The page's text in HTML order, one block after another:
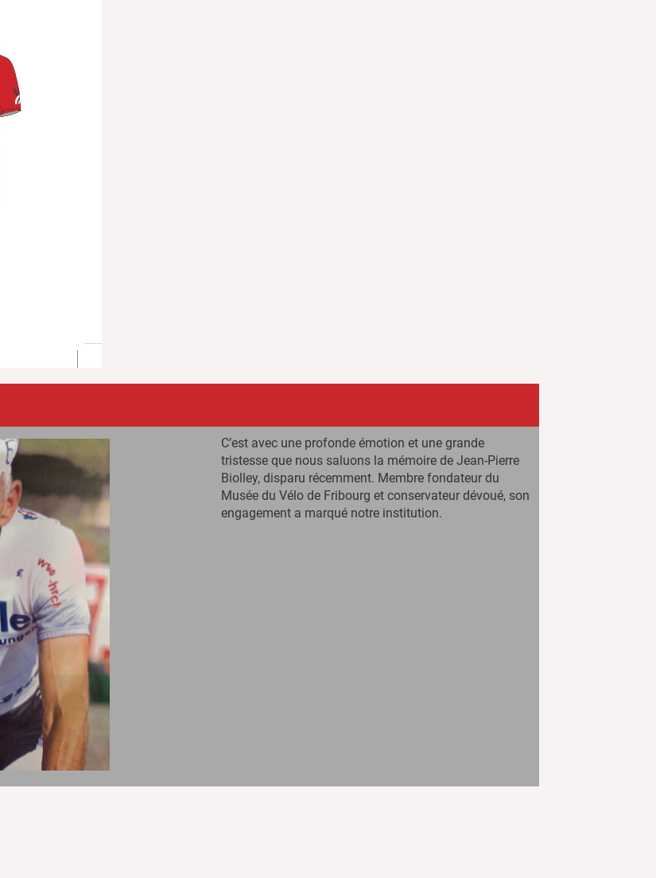
C’est avec une profonde émotion et une grande
tristesse que nous saluons la mémoire de Jean-Pierre
Biolley, disparu récemment. Membre fondateur du
Musée du Vélo de Fribourg et conservateur dévoué, son
engagement a marqué notre institution.